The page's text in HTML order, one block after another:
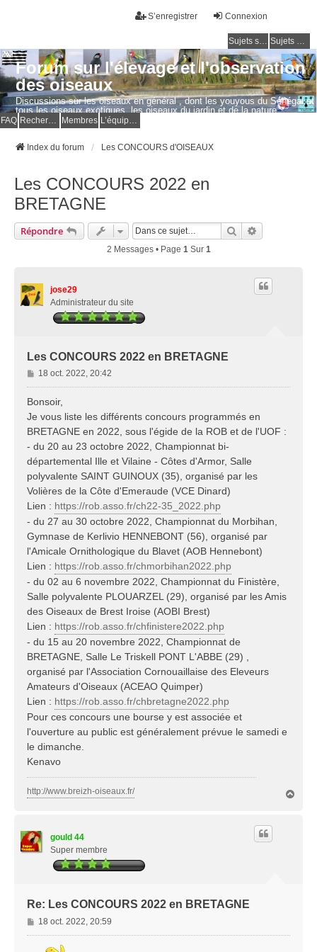
Connexion
S’enregistrer
Sujets sans réponse Sujets actifs
Forum sur l'élevage et l'observation
des oiseaux
Discussions sur les oiseaux en général , dont les youyous du Sénégal et
tous les oiseaux exotiques, les oiseaux du jardin et de la nature.
Questions, photos, expériences.
FAQ Membres
Index du forum Les CONCOURS d'OISEAUX
Les CONCOURS 2022 en
BRETAGNE
Répondre Rechercher
2 Messages • Page 1 Sur 1
jose29
Administrateur du site
Les CONCOURS 2022 en BRETAGNE
M
e
s
g
e
18 oct. 2022, 20:42
Bonsoir,
Je vous liste les différents concours programmés en
BRETAGNE en 2022, sous l'égide de la ROB et de l'UOF :
- du 20 au 23 octobre 2022, Championnat bi-
départemental Ille et Vilaine - Côtes d'Armor, Salle
polyvalente SAINT GUINOUX (35), organisé par les
Volières de la Côte d'Emeraude (VCE Dinard)
Lien : https://rob.asso.fr/ch22-35_2022.php
- du 27 au 30 octobre 2022, Championnat du Morbihan,
Gymnase de Kerlivio HENNEBONT (56), organisé par
l'Amicale Ornithologique du Blavet (AOB Hennebont)
Lien : https://rob.asso.fr/chmorbihan2022.php
- du 02 au 6 novembre 2022, Championnat du Finistère,
Salle polyvalente PLOUARZEL (29), organisé par les Amis
des Oiseaux de Brest Iroise (AOBI Brest)
Lien : https://rob.asso.fr/chfinistere2022.php
- du 15 au 20 novembre 2022, Championnat de
BRETAGNE, Salle Le Triskell PONT L'ABBE (29) ,
organisé par l'Association Cornouaillaise des Eleveurs
Amateurs d'Oiseaux (ACEAO Quimper)
Lien : https://rob.asso.fr/chbretagne2022.php
Pour ces concours une bourse y est associée et
l'ouverture au public est généralement prévue le samedi e
le dimanche.
Kenavo
http://www.breizh-oiseaux.fr/
gould 44
Super membre
Re: Les CONCOURS 2022 en BRETAGNE
M
e
18 oct. 2022, 20:59